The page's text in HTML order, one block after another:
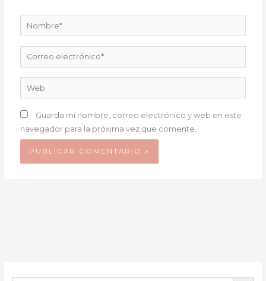
Nombre*
Correo
electrónico*
Web
Guarda mi nombre, correo electrónico y web en este
navegador para la próxima vez que comente.
BOTÓN DE